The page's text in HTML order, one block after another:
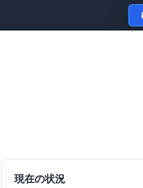
現在の状況